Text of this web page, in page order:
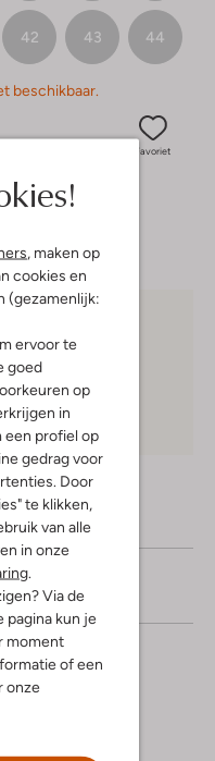
, maken op
cookies en
(gezamenlijk:
ervoor te
goed
op
in
een profiel op
gedrag voor
Door
te klikken,
van alle
in onze
.
Via de
pagina kun je
moment
of een
onze
42 43 44
beschikbaar.
Favoriet
4/5